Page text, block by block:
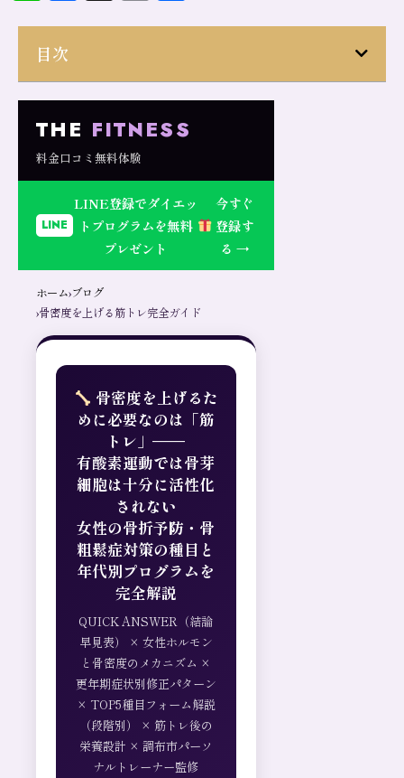
有
目次
THE FITNESS
料金口コミ無料体験
LINE
LINE登録でダイエッ
トプログラムを無料
プレゼント
今すぐ
登録す
る →
ホーム›ブログ
›骨密度を上げる筋トレ完全ガイド
骨密度を上げるた
めに必要なのは「筋
トレ」——
有酸素運動では骨芽
細胞は十分に活性化
されない
女性の骨折予防・骨
粗鬆症対策の種目と
年代別プログラムを
完全解説
QUICK ANSWER（結論
早見表） × 女性ホルモン
と骨密度のメカニズム ×
更年期症状別修正パターン
× TOP5種目フォーム解説
（段階別） × 筋トレ後の
栄養設計 × 調布市パーソ
ナルトレーナー監修